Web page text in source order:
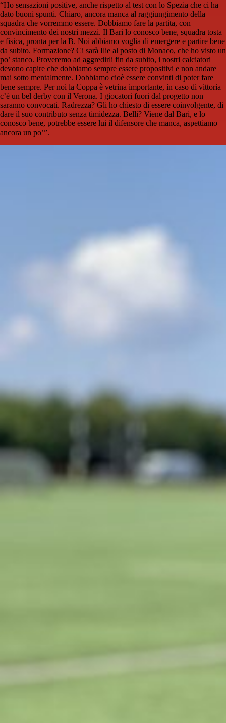
“Ho sensazioni positive, anche rispetto al test con lo Spezia che ci ha
dato buoni spunti. Chiaro, ancora manca al raggiungimento della
squadra che vorremmo essere. Dobbiamo fare la partita, con
convincimento dei nostri mezzi. Il Bari lo conosco bene, squadra tosta
e fisica, pronta per la B. Noi abbiamo voglia di emergere e partire bene
da subito. Formazione? Ci sarà Ilie al posto di Monaco, che ho visto un
po’ stanco. Proveremo ad aggredirli fin da subito, i nostri calciatori
devono capire che dobbiamo sempre essere propositivi e non andare
mai sotto mentalmente. Dobbiamo cioè essere convinti di poter fare
bene sempre. Per noi la Coppa è vetrina importante, in caso di vittoria
c’è un bel derby con il Verona. I giocatori fuori dal progetto non
saranno convocati. Radrezza? Gli ho chiesto di essere coinvolgente, di
dare il suo contributo senza timidezza. Belli? Viene dal Bari, e lo
conosco bene, potrebbe essere lui il difensore che manca, aspettiamo
ancora un po’”.